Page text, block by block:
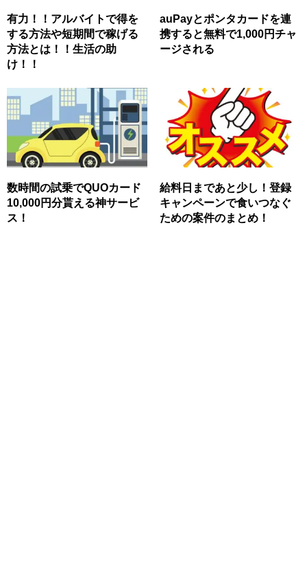
有力！！アルバイトで得を
する方法や短期間で稼げる
方法とは！！生活の助
け！！
auPayとポンタカードを連
携すると無料で1,000円チャ
ージされる
数時間の試乗でQUOカード
10,000円分貰える神サービ
ス！
給料日まであと少し！登録
キャンペーンで食いつなぐ
ための案件のまとめ！